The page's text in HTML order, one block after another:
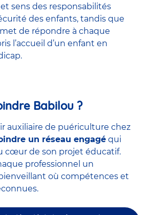
sens des responsabilités
des enfants, tandis que
de répondre à chaque
l’accueil d’un enfant en
Babilou ?
auxiliaire de puériculture chez
un réseau engagé qui
cœur de son projet éducatif.
professionnel un
où compétences et